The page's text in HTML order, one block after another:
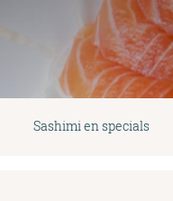
Sashimi en specials